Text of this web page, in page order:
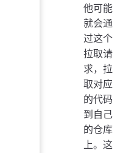
他可能
就会通
过这个
拉取请
求，拉
取对应
的代码
到自己
的仓库
上。这